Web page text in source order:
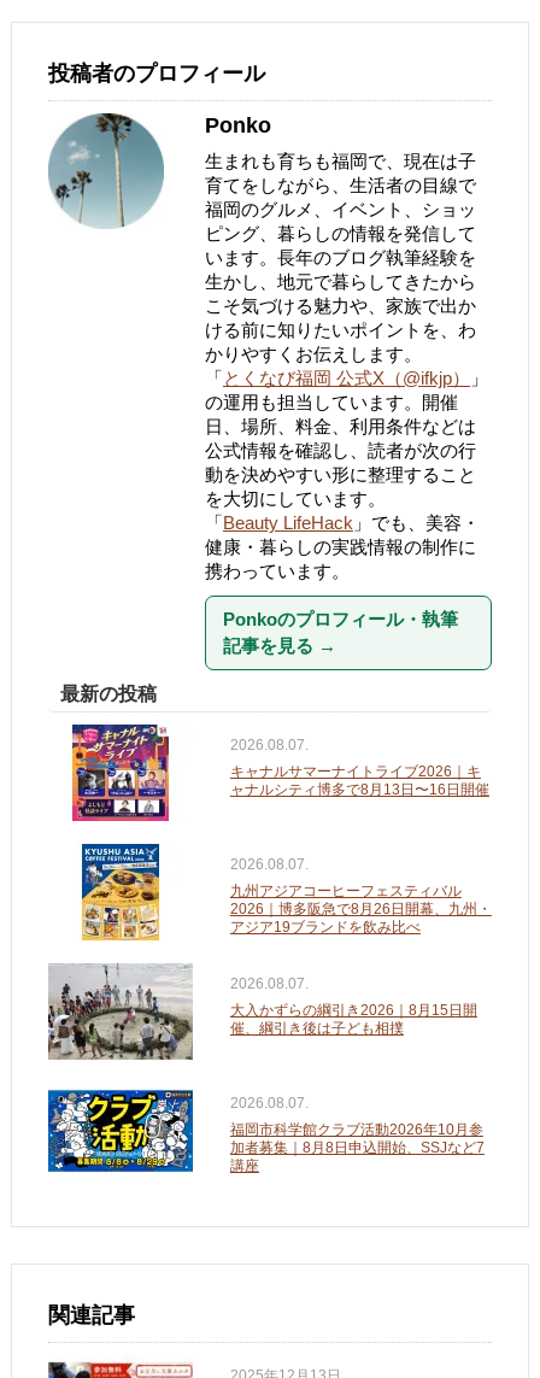
投稿者のプロフィール
Ponko
生まれも育ちも福岡で、現在は子
育てをしながら、生活者の目線で
福岡のグルメ、イベント、ショッ
ピング、暮らしの情報を発信して
います。長年のブログ執筆経験を
生かし、地元で暮らしてきたから
こそ気づける魅力や、家族で出か
ける前に知りたいポイントを、わ
かりやすくお伝えします。
「とくなび福岡 公式X（@ifkjp）
」
の運用も担当しています。開催
日、場所、料金、利用条件などは
公式情報を確認し、読者が次の行
動を決めやすい形に整理すること
を大切にしています。
「Beauty LifeHack 」でも、美容・
健康・暮らしの実践情報の制作に
携わっています。
Ponkoのプロフィール・執筆
記事を見る →
最新の投稿
2026.08.07.
キャナルサマーナイトライブ2026｜キ
ャナルシティ博多で8月13日〜16日開催
2026.08.07.
九州アジアコーヒーフェスティバル
2026｜博多阪急で8月26日開幕、九州・
アジア19ブランドを飲み比べ
2026.08.07.
大入かずらの綱引き2026｜8月15日開
催、綱引き後は子ども相撲
2026.08.07.
福岡市科学館クラブ活動2026年10月参
加者募集｜8月8日申込開始、SSJなど7
講座
関連記事